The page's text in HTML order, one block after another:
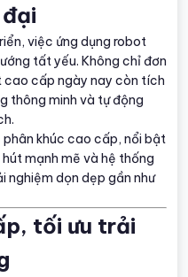
việc ứng dụng robot
tất yếu. Không chỉ đơn
cao cấp ngày nay còn tích
thông minh và tự động
khúc cao cấp, nổi bật
mạnh mẽ và hệ thống
nghiệm dọn dẹp gần như
tối ưu trải